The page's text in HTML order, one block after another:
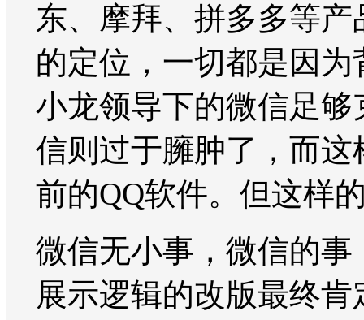
东、摩拜、拼多多等
的定位，一切都是因
小龙领导下的微信足够
信则过于臃肿了，而
前的QQ软件。但这样
微信无小事，微信的
展示逻辑的改版最终